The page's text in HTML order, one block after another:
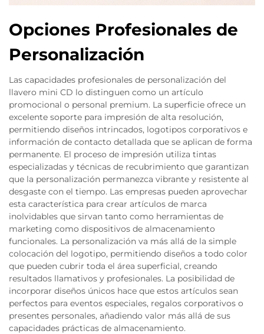
Opciones Profesionales de
Personalización
Las capacidades profesionales de personalización del
llavero mini CD lo distinguen como un artículo
promocional o personal premium. La superficie ofrece un
excelente soporte para impresión de alta resolución,
permitiendo diseños intrincados, logotipos corporativos e
información de contacto detallada que se aplican de forma
permanente. El proceso de impresión utiliza tintas
especializadas y técnicas de recubrimiento que garantizan
que la personalización permanezca vibrante y resistente al
desgaste con el tiempo. Las empresas pueden aprovechar
esta característica para crear artículos de marca
inolvidables que sirvan tanto como herramientas de
marketing como dispositivos de almacenamiento
funcionales. La personalización va más allá de la simple
colocación del logotipo, permitiendo diseños a todo color
que pueden cubrir toda el área superficial, creando
resultados llamativos y profesionales. La posibilidad de
incorporar diseños únicos hace que estos artículos sean
perfectos para eventos especiales, regalos corporativos o
presentes personales, añadiendo valor más allá de sus
capacidades prácticas de almacenamiento.